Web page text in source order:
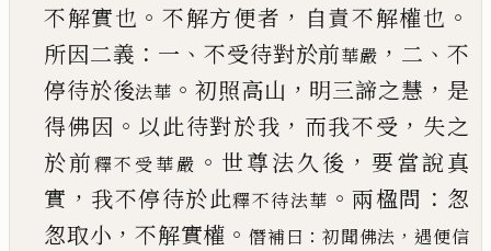
不解實也 。不解方便者 ， 自責不解權也 。
所因二義 ： 一 、不受待對於前華嚴 ， 二 、 不
停待於後法華 。初照高山 ， 明三諦之慧 ， 是
得佛因 。 以此待對於我 ， 而我不受 ， 失之
於前釋不受華嚴 。 世尊法久後 ，要當說真
實 ， 我不停待於此釋不待法華 。兩楹問 ： 怱
怱取小 ，不解實權 。 僭補曰 ：初聞佛法 ， 遇便信